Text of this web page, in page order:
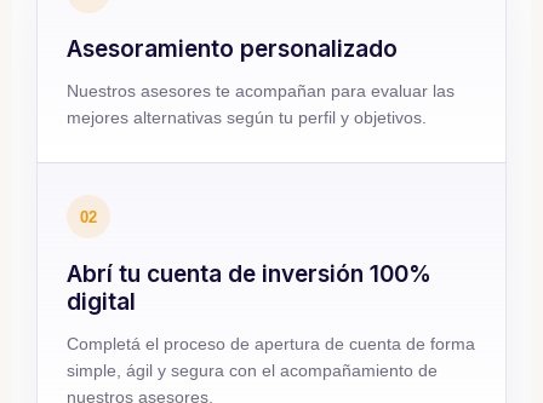
Asesoramiento personalizado
Nuestros asesores te acompañan para evaluar las
mejores alternativas según tu perfil y objetivos.
02
Abrí tu cuenta de inversión 100%
digital
Completá el proceso de apertura de cuenta de forma
simple, ágil y segura con el acompañamiento de
nuestros asesores.